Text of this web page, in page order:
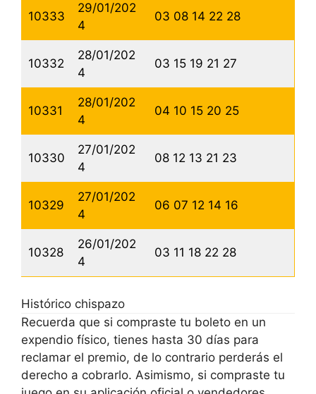
10333
29/01/202
4
03 08 14 22 28
10332
28/01/202
4
03 15 19 21 27
10331
28/01/202
4
04 10 15 20 25
10330
27/01/202
4
08 12 13 21 23
10329
27/01/202
4
06 07 12 14 16
10328
26/01/202
4
03 11 18 22 28
Histórico chispazo
Recuerda que si compraste tu boleto en un
expendio físico, tienes hasta 30 días para
reclamar el premio, de lo contrario perderás el
derecho a cobrarlo. Asimismo, si compraste tu